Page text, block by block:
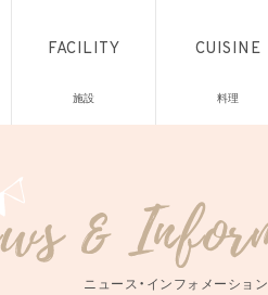
FACILITY
施設
CUISINE
料理
ニュース・インフォメーション